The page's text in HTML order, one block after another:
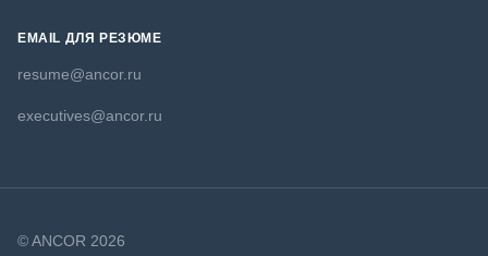
EMAIL ДЛЯ РЕЗЮМЕ
resume@ancor.ru
executives@ancor.ru
© ANCOR 2026